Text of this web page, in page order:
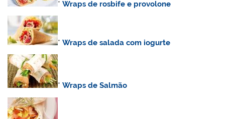
*Wraps de rosbife e provolone
*Wraps de salada com iogurte
*Wraps de Salmão